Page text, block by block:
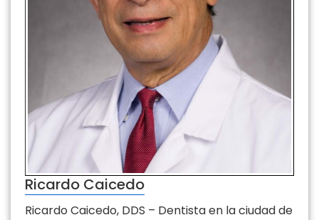
Ricardo Caicedo
Ricardo Caicedo, DDS – Dentista en la ciudad de